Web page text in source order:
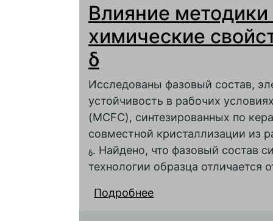
Влияние
химические
δ
Исследованы фазовый состав,
устойчивость в рабочих
(MCFC), синтезированных по
совместной кристаллизации из
δ. Найдено, что фазовый состав
технологии образца отличается
Подробнее